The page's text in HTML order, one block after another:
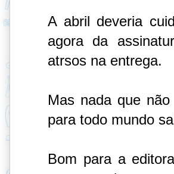
A abril deveria
agora da
atrsos na entrega.
Mas nada que
para todo mundo
Bom para a